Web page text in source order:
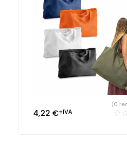
4,22 €+IVA
(0